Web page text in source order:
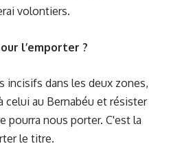
volontiers.
l’emporter ?
incisifs dans les deux zones,
celui au Bernabéu et résister
pourra nous porter. C'est la
le titre.